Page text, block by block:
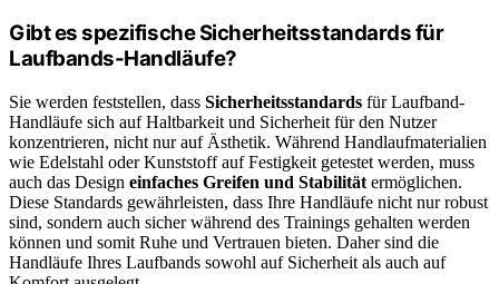
Gibt es spezifische Sicherheitsstandards für
Laufbands-Handläufe?
Sie werden feststellen, dass Sicherheitsstandards für Laufband-
Handläufe sich auf Haltbarkeit und Sicherheit für den Nutzer
konzentrieren, nicht nur auf Ästhetik. Während Handlaufmaterialien
wie Edelstahl oder Kunststoff auf Festigkeit getestet werden, muss
auch das Design einfaches Greifen und Stabilität ermöglichen.
Diese Standards gewährleisten, dass Ihre Handläufe nicht nur robust
sind, sondern auch sicher während des Trainings gehalten werden
können und somit Ruhe und Vertrauen bieten. Daher sind die
Handläufe Ihres Laufbands sowohl auf Sicherheit als auch auf